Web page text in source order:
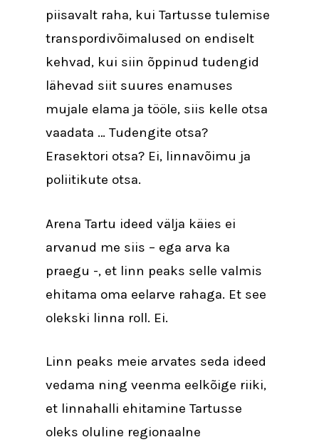
piisavalt raha, kui Tartusse tulemise
transpordivõimalused on endiselt
kehvad, kui siin õppinud tudengid
lähevad siit suures enamuses
mujale elama ja tööle, siis kelle otsa
vaadata … Tudengite otsa?
Erasektori otsa? Ei, linnavõimu ja
poliitikute otsa.
Arena Tartu ideed välja käies ei
arvanud me siis – ega arva ka
praegu -, et linn peaks selle valmis
ehitama oma eelarve rahaga. Et see
olekski linna roll. Ei.
Linn peaks meie arvates seda ideed
vedama ning veenma eelkõige riiki,
et linnahalli ehitamine Tartusse
oleks oluline regionaalne